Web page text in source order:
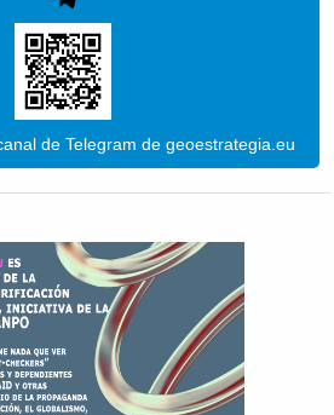
de Telegram de geoestrategia.eu